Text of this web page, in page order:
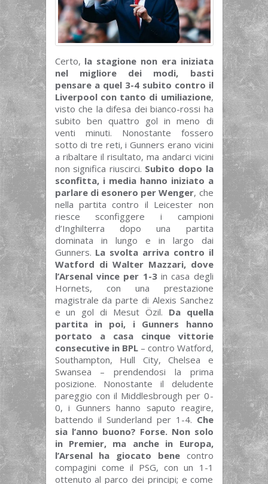
Certo, la stagione non era iniziata
nel migliore dei modi, basti
pensare a quel 3-4 subito contro il
Liverpool con tanto di umiliazione,
visto che la difesa dei bianco-rossi ha
subito ben quattro gol in meno di
venti minuti. Nonostante fossero
sotto di tre reti, i Gunners erano vicini
a ribaltare il risultato, ma andarci vicini
non significa riuscirci. Subito dopo la
sconfitta, i media hanno iniziato a
parlare di esonero per Wenger, che
nella partita contro il Leicester non
riesce sconfiggere i campioni
d’Inghilterra dopo una partita
dominata in lungo e in largo dai
Gunners. La svolta arriva contro il
Watford di Walter Mazzari, dove
l’Arsenal vince per 1-3in casa degli
Hornets, con una prestazione
magistrale da parte di Alexis Sanchez
e un gol di Mesut Özil. Da quella
partita in poi, i Gunners hanno
portato a casa cinque vittorie
consecutive in BPL– contro Watford,
Southampton, Hull City, Chelsea e
Swansea – prendendosi la prima
posizione. Nonostante il deludente
pareggio con il Middlesbrough per 0-
0, i Gunners hanno saputo reagire,
battendo il Sunderland per 1-4. Che
sia l’anno buono? Forse. Non solo
in Premier, ma anche in Europa,
l’Arsenal ha giocato benecontro
compagini come il PSG, con un 1-1
ottenuto al parco dei principi; e come